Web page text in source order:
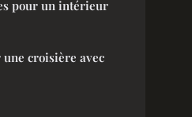
pour un intérieur
croisière avec